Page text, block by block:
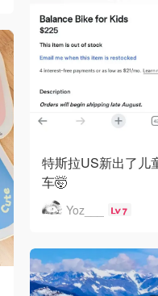
特斯拉US新出了儿
车🤯
Yoz___ 7